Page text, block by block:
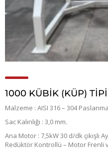
1000 KÜBİK (KÜP)
Malzeme : AISI 316 – 304
Sac Kalınlığı : 3,0 mm.
Ana Motor : 7,5kW 30 d/dk çıkışlı
Redüktör Kontrollü – Motor Frenli